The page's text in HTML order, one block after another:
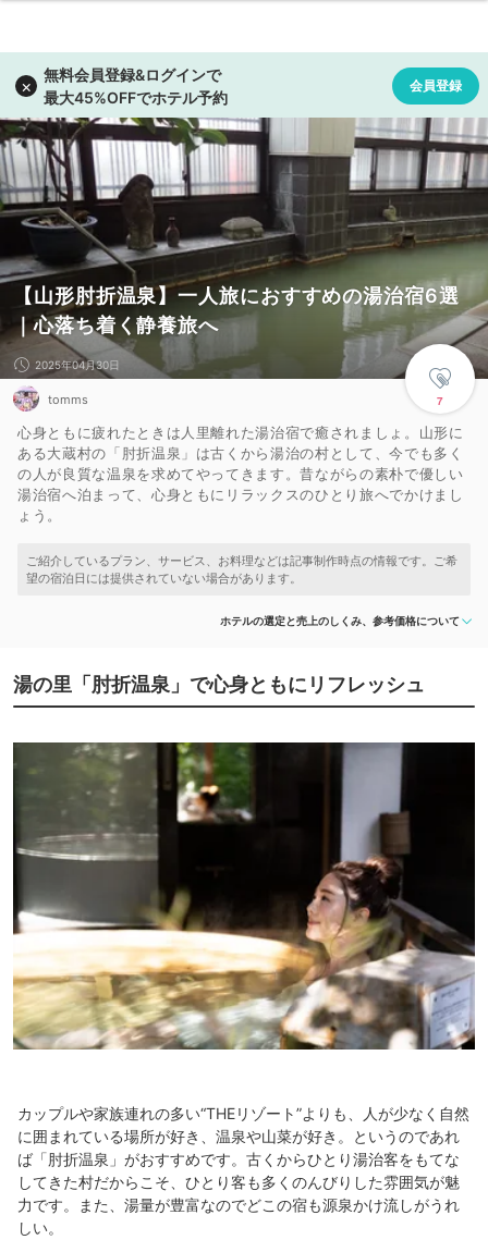
【山形肘折温泉】一人旅におすすめの湯治宿6選
｜心落ち着く静養旅へ
7
2025年04月30日
tomms
心身ともに疲れたときは人里離れた湯治宿で癒されましょ。山形に
ある大蔵村の「肘折温泉」は古くから湯治の村として、今でも多く
の人が良質な温泉を求めてやってきます。昔ながらの素朴で優しい
湯治宿へ泊まって、心身ともにリラックスのひとり旅へでかけまし
ょう。
ホテルの選定と売上のしくみ、参考価格について
湯の里「肘折温泉」で心身ともにリフレッシュ
カップルや家族連れの多い“THEリゾート”よりも、人が少なく自然
に囲まれている場所が好き、温泉や山菜が好き。というのであれ
ば「肘折温泉」がおすすめです。古くからひとり湯治客をもてな
してきた村だからこそ、ひとり客も多くのんびりした雰囲気が魅
力です。また、湯量が豊富なのでどこの宿も源泉かけ流しがうれ
しい。